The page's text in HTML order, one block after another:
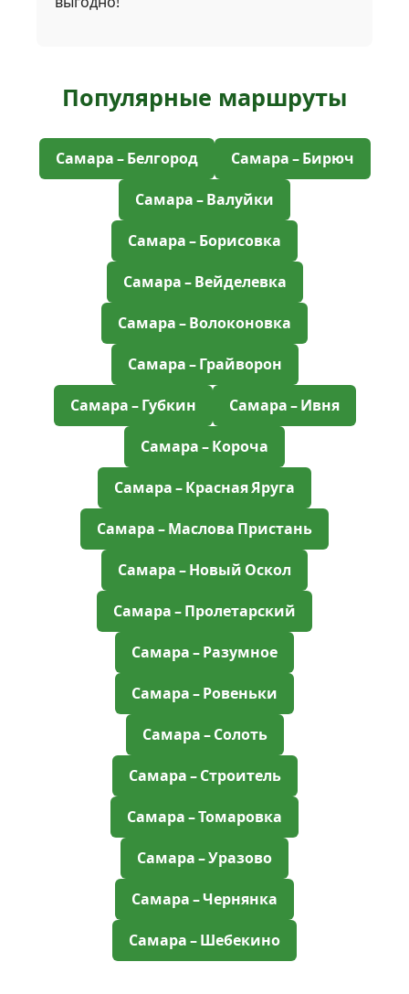
Популярные маршруты
Самара – Белгород Самара – Бирюч
Самара – Валуйки
Самара – Борисовка
Самара – Вейделевка
Самара – Волоконовка
Самара – Грайворон
Самара – Губкин Самара – Ивня
Самара – Короча
Самара – Красная Яруга
Самара – Маслова Пристань
Самара – Новый Оскол
Самара – Пролетарский
Самара – Разумное
Самара – Ровеньки
Самара – Солоть
Самара – Строитель
Самара – Томаровка
Самара – Уразово
Самара – Чернянка
Самара – Шебекино